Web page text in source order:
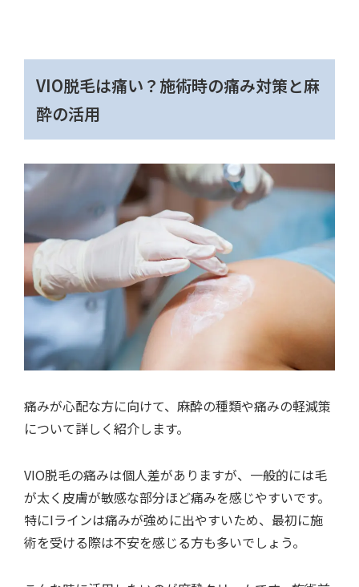
VIO脱毛は痛い？施術時の痛み対策と麻
酔の活用
痛みが心配な方に向けて、麻酔の種類や痛みの軽減策
について詳しく紹介します。
VIO脱毛の痛みは個人差がありますが、一般的には毛
が太く皮膚が敏感な部分ほど痛みを感じやすいです。
特にIラインは痛みが強めに出やすいため、最初に施
術を受ける際は不安を感じる方も多いでしょう。